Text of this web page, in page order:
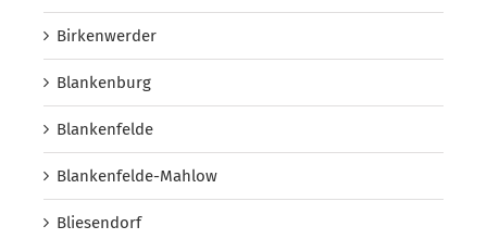
Birkenwerder
Blankenburg
Blankenfelde
Blankenfelde-Mahlow
Bliesendorf